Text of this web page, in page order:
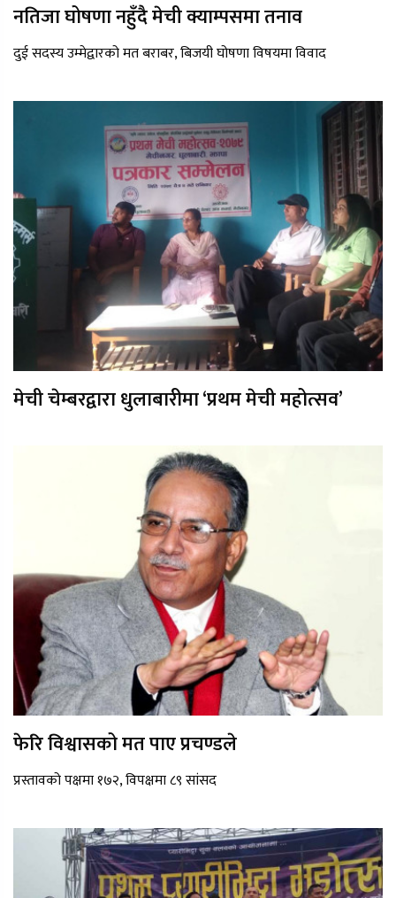
नतिजा घोषणा नहुँदै मेची क्याम्पसमा तनाव
दुई सदस्य उम्मेद्वारको मत बराबर, बिजयी घोषणा विषयमा विवाद
मेची चेम्बरद्वारा धुलाबारीमा ‘प्रथम मेची महोत्सव’
फेरि विश्वासको मत पाए प्रचण्डले
प्रस्तावको पक्षमा १७२, विपक्षमा ८९ सांसद